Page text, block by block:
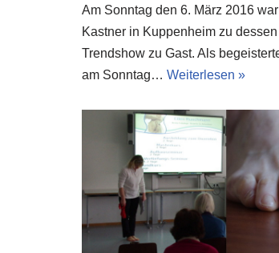
Am Sonntag den 6. März 2016
Kastner in Kuppenheim zu
Trendshow zu Gast. Als
am Sonntag… Weiterlesen »